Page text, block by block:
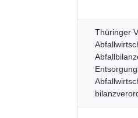
Thüringer